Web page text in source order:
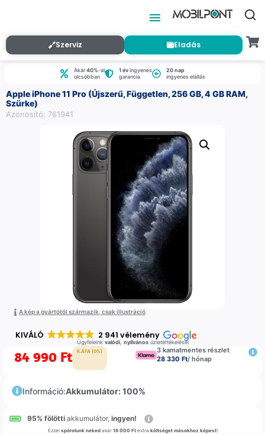
Szerviz Eladás
Akár40%-al
olcsóbban
1 évingyenes
garancia
20 nap
ingyenes elállás
Apple iPhone 11 Pro (Újszerű, Független, 256 GB, 4 GB RAM,
Szürke)
Azonosító: 761941
A kép a gyártótól származik, csak illustráció
KIVÁLÓ 2 941 vélemény
Ügyfeleink valódi, nyilvánosüzletértékelései
84 990 Ft K.ÁFA (0%)
3 kamatmentes részlet
28 330 Ft/ hónap
Információ:Akkumulátor: 100%
95% fölötti akkumulátor, ingyen!
Ezzel spórolunk nekedakár 16 000 Ftextra költséget másokhoz képest!